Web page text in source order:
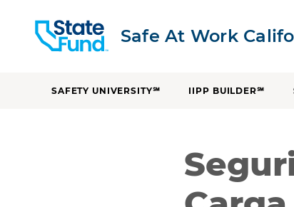
Safe At Work
SAFETY UNIVERSITY℠ IIPP BUILDER℠